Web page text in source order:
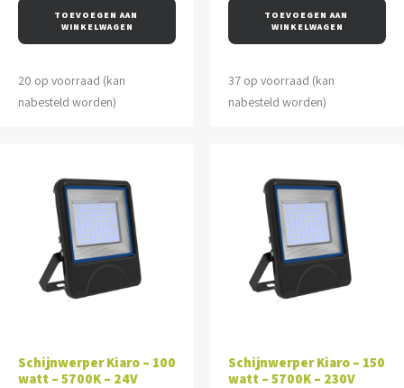
TOEVOEGEN AAN
WINKELWAGEN
20 op voorraad (kan
nabesteld worden)
TOEVOEGEN AAN
WINKELWAGEN
37 op voorraad (kan
nabesteld worden)
Schijnwerper Kiaro – 100
watt – 5700K – 24V
Schijnwerper Kiaro – 150
watt – 5700K – 230V